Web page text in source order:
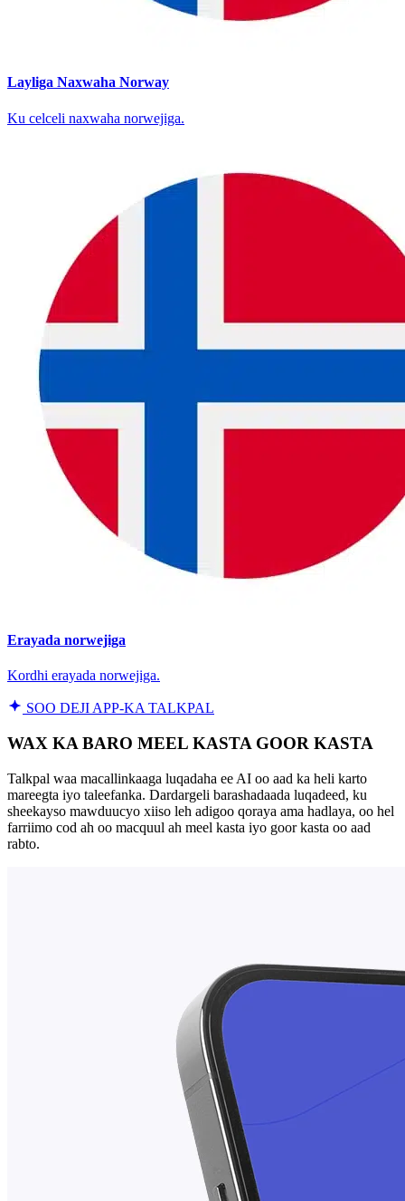
Layliga Naxwaha Norway
Ku celceli naxwaha norwejiga.
Erayada norwejiga
Kordhi erayada norwejiga.
SOO DEJI APP-KA TALKPAL
WAX KA BARO MEEL KASTA GOOR KASTA
Talkpal waa macallinkaaga luqadaha ee AI oo aad ka heli karto
mareegta iyo taleefanka. Dardargeli barashadaada luqadeed, ku
sheekayso mawduucyo xiiso leh adigoo qoraya ama hadlaya, oo hel
farriimo cod ah oo macquul ah meel kasta iyo goor kasta oo aad
rabto.